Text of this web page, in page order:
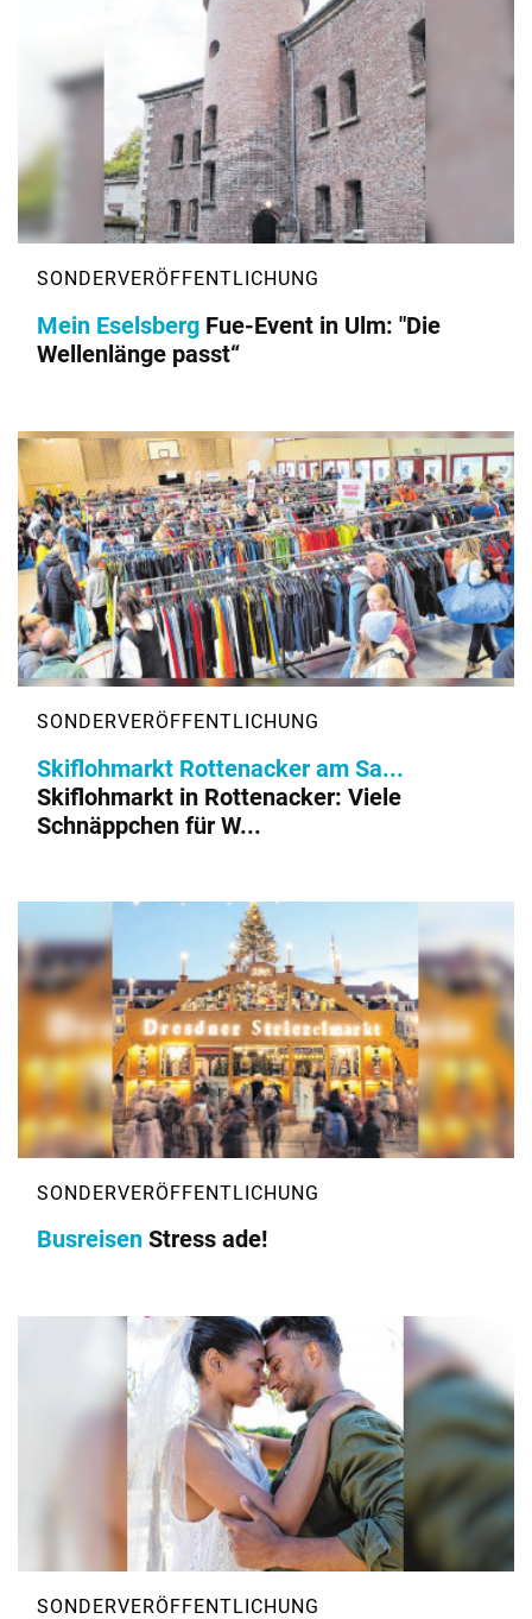
Mein Eselsberg Fue-Event in Ulm: "Die
Wellenlänge passt“
Skiflohmarkt Rottenacker am Sa...
Skiflohmarkt in Rottenacker: Viele
Schnäppchen für W...
Busreisen Stress ade!